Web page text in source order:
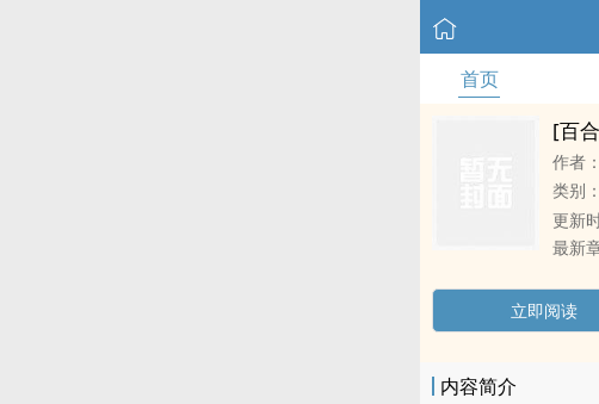
首页
[百
作者：
类别：
更新
最新
立即阅读
内容简介